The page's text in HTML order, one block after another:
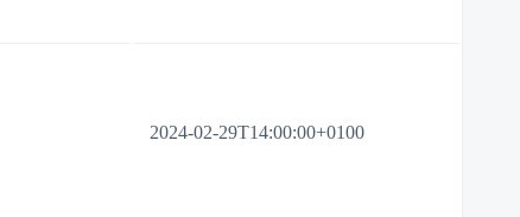
2024-02-29T14:00:00+0100